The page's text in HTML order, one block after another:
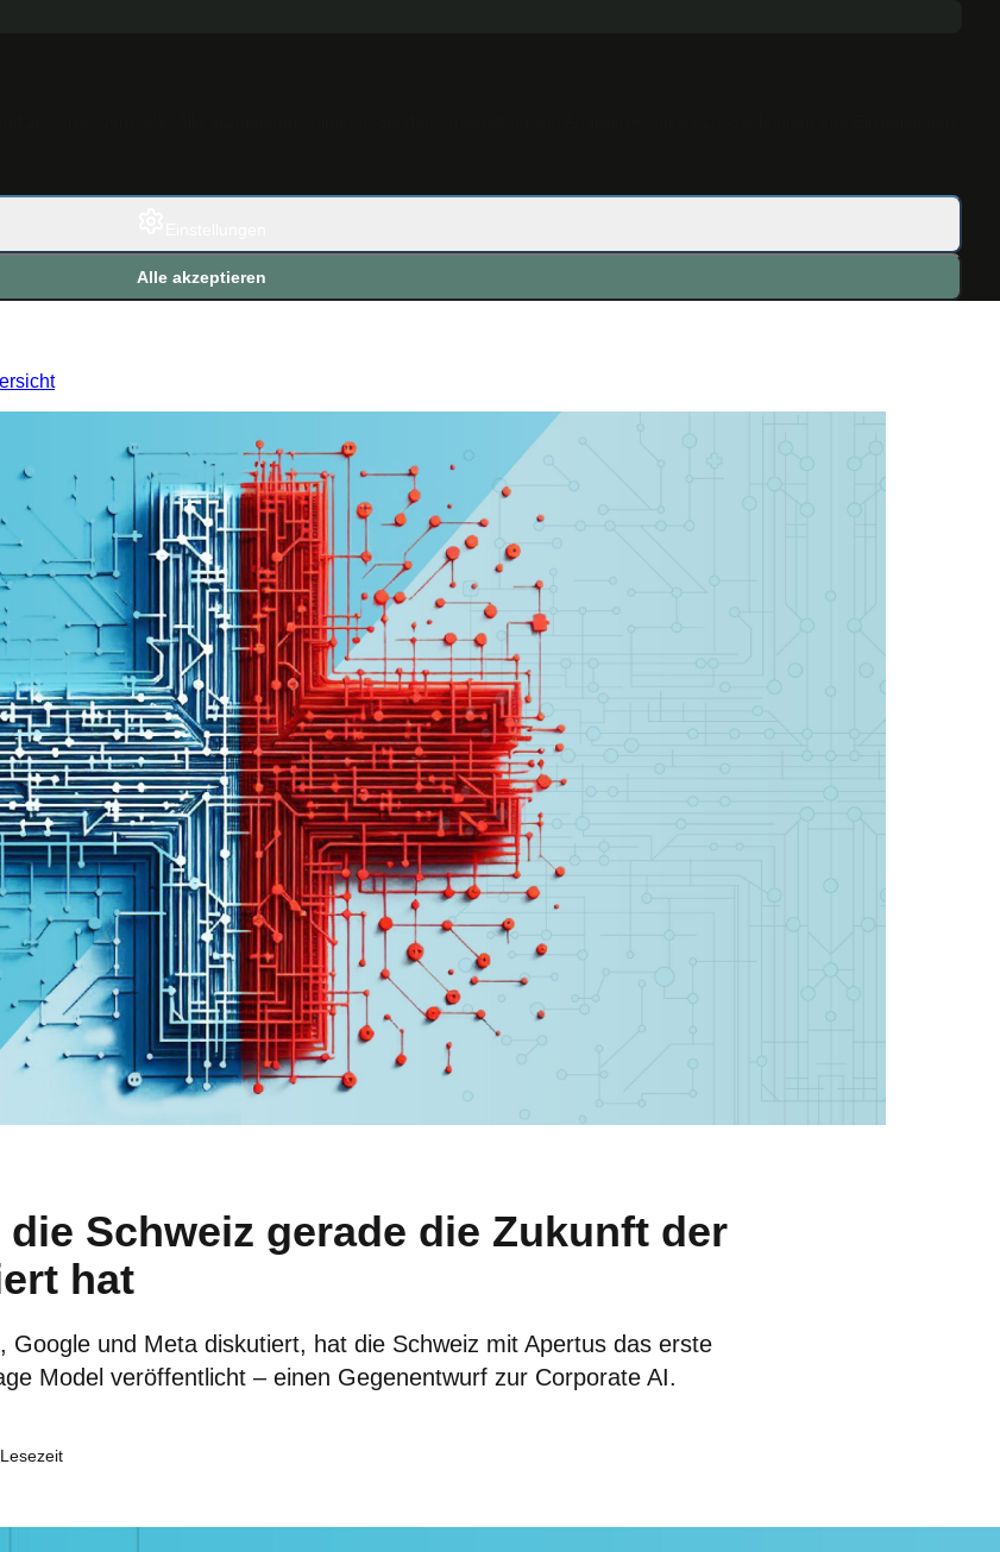
Alle akzeptieren
Schweiz gerade die Zukunft der
hat
Google und Meta diskutiert, hat die Schweiz mit Apertus das erste
Model veröffentlicht – einen Gegenentwurf zur Corporate AI.
Lesezeit